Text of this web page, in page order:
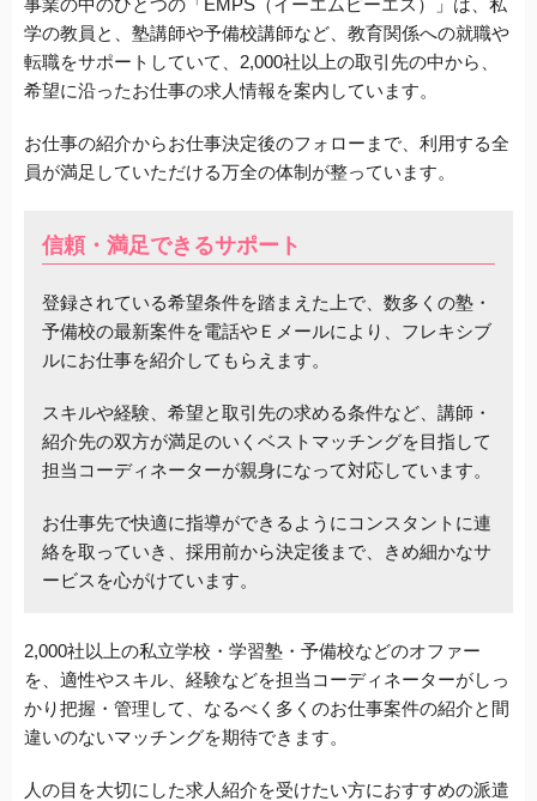
事業の中のひとつの「EMPS（イーエムピーエス）」は、私
学の教員と、塾講師や予備校講師など、教育関係への就職や
転職をサポートしていて、2,000社以上の取引先の中から、
希望に沿ったお仕事の求人情報を案内しています。
お仕事の紹介からお仕事決定後のフォローまで、利用する全
員が満足していただける万全の体制が整っています。
信頼・満足できるサポート
登録されている希望条件を踏まえた上で、数多くの塾・
予備校の最新案件を電話やＥメールにより、フレキシブ
ルにお仕事を紹介してもらえます。
スキルや経験、希望と取引先の求める条件など、講師・
紹介先の双方が満足のいくベストマッチングを目指して
担当コーディネーターが親身になって対応しています。
お仕事先で快適に指導ができるようにコンスタントに連
絡を取っていき、採用前から決定後まで、きめ細かなサ
ービスを心がけています。
2,000社以上の私立学校・学習塾・予備校などのオファー
を、適性やスキル、経験などを担当コーディネーターがしっ
かり把握・管理して、なるべく多くのお仕事案件の紹介と間
違いのないマッチングを期待できます。
人の目を大切にした求人紹介を受けたい方におすすめの派遣